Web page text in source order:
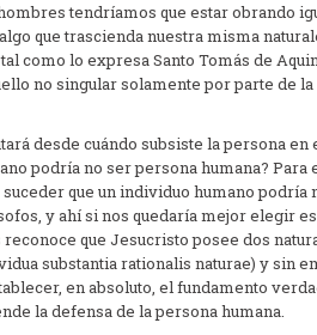
tendríamos que estar obrando
que trascienda nuestra misma
como lo expresa Santo Tomás de
no singular solamente por parte de
desde cuándo subsiste la persona
podría no ser persona humana?
que un individuo humano
y ahí si nos quedaría mejor elegir
que Jesucristo posee dos
substantia rationalis naturae) y sin
en absoluto, el fundamento
la defensa de la persona humana.